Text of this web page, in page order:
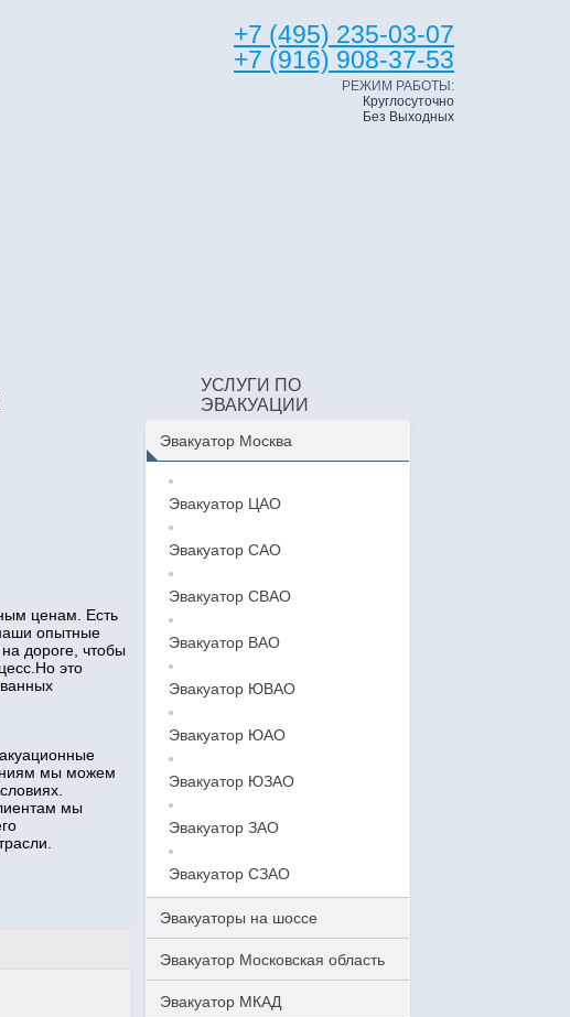
+7 (495) 235-03-07
+7 (916) 908-37-53
РЕЖИМ РАБОТЫ:
Круглосуточно
Без Выходных
ценам. Есть
опытные
дороге, чтобы
это
мы можем
мы
УСЛУГИ ПО
ЭВАКУАЦИИ
Эвакуатор Москва
Эвакуатор ЦАО
Эвакуатор САО
Эвакуатор СВАО
Эвакуатор ВАО
Эвакуатор ЮВАО
Эвакуатор ЮАО
Эвакуатор ЮЗАО
Эвакуатор ЗАО
Эвакуатор СЗАО
Эвакуаторы на шоссе
Эвакуатор Московская область
Эвакуатор МКАД